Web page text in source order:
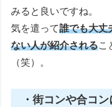
みると良いですね。
気を遣って誰でも大丈
ない人が紹介されるこ
（笑）。
・街コンや合コン